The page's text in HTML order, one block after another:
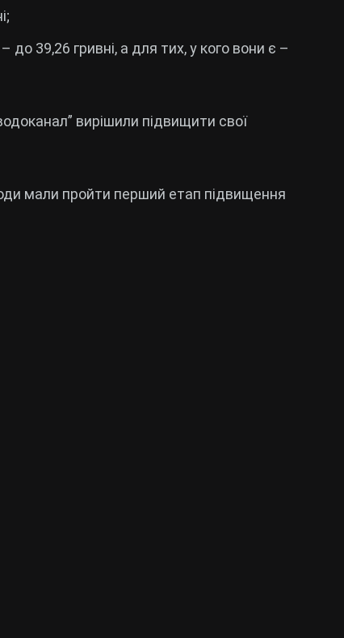
39,26 гривні, а для тих, у кого вони є –
вирішили підвищити свої
мали пройти перший етап підвищення